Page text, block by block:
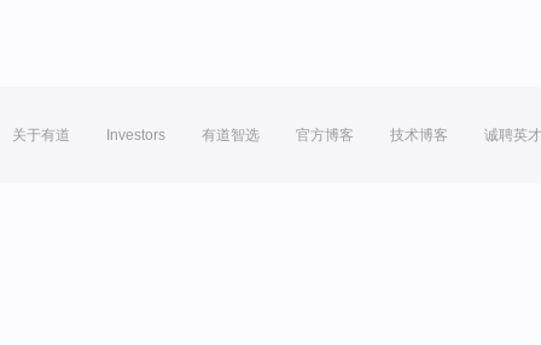
关于有道 Investors 有道智选 官方博客 技术博客 诚聘英才